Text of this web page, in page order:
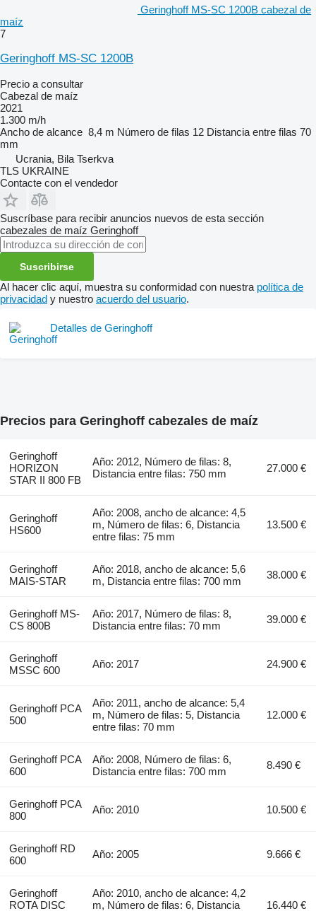
Geringhoff MS-SC 1200B cabezal de
maíz
7
Geringhoff MS-SC 1200B
Precio a consultar
Cabezal de maíz
2021
1.300 m/h
Ancho de alcance 8,4 m Número de filas 12 Distancia entre filas 70
mm
Ucrania, Bila Tserkva
TLS UKRAINE
Contacte con el vendedor
Suscríbase para recibir anuncios nuevos de esta sección
cabezales de maíz Geringhoff
Suscribirse
Al hacer clic aquí, muestra su conformidad con nuestra política de
privacidad y nuestro acuerdo del usuario.
Detalles de Geringhoff
Precios para Geringhoff cabezales de maíz
Geringhoff
HORIZON
STAR II 800 FB
Año: 2012, Número de filas: 8,
Distancia entre filas: 750 mm
27.000 €
Geringhoff
HS600
Año: 2008, ancho de alcance: 4,5
m, Número de filas: 6, Distancia
entre filas: 75 mm
13.500 €
Geringhoff
MAIS-STAR
Año: 2018, ancho de alcance: 5,6
m, Distancia entre filas: 700 mm
38.000 €
Geringhoff MS-
CS 800B
Año: 2017, Número de filas: 8,
Distancia entre filas: 70 mm
39.000 €
Geringhoff
MSSC 600
Año: 2017 24.900 €
Geringhoff PCA
500
Año: 2011, ancho de alcance: 5,4
m, Número de filas: 5, Distancia
entre filas: 70 mm
12.000 €
Geringhoff PCA
600
Año: 2008, Número de filas: 6,
Distancia entre filas: 700 mm
8.490 €
Geringhoff PCA
800
Año: 2010 10.500 €
Geringhoff RD
600
Año: 2005 9.666 €
Geringhoff
ROTA DISC
Año: 2010, ancho de alcance: 4,2
m, Número de filas: 6, Distancia
16.440 €